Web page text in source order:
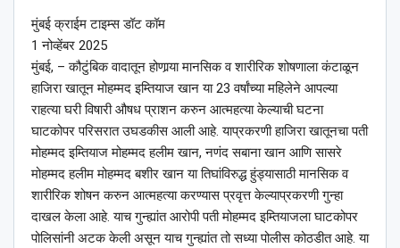
मुंबई क्राईम टाइम्स डॉट कॉम
1 नोव्हेंबर 2025
मुंबई, – कौटुंबिक वादातून होणार्‍या मानसिक व शारीरिक शोषणाला कंटाळून
हाजिरा खातून मोहम्मद इम्तियाज खान या 23 वर्षांच्या महिलेने आपल्या
राहत्या घरी विषारी औषध प्राशन करुन आत्महत्या केल्याची घटना
घाटकोपर परिसरात उघडकीस आली आहे. याप्रकरणी हाजिरा खातूनचा पती
मोहम्मद इम्तियाज मोहम्मद हलीम खान, नणंद सबाना खान आणि सासरे
मोहम्मद हलीम मोहम्मद बशीर खान या तिघांविरुद्ध हुंड्यासाठी मानसिक व
शारीरिक शोषन करुन आत्महत्या करण्यास प्रवृत्त केल्याप्रकरणी गुन्हा
दाखल केला आहे. याच गुन्ह्यांत आरोपी पती मोहम्मद इम्तियाजला घाटकोपर
पोलिसांनी अटक केली असून याच गुन्ह्यांत तो सध्या पोलीस कोठडीत आहे. या